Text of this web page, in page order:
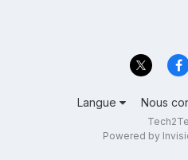
Langue Nous
Powered by